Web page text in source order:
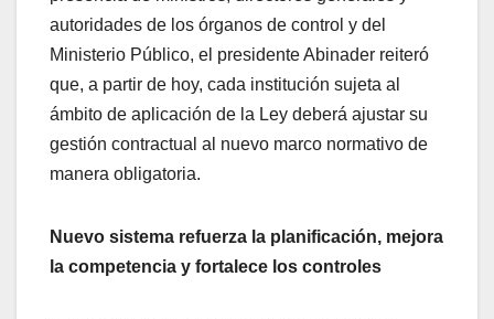
autoridades de los órganos de control y del
Ministerio Público, el presidente Abinader reiteró
que, a partir de hoy, cada institución sujeta al
ámbito de aplicación de la Ley deberá ajustar su
gestión contractual al nuevo marco normativo de
manera obligatoria.
Nuevo sistema refuerza la planificación, mejora
la competencia y fortalece los controles